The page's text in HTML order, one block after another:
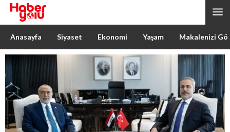
Anasayfa Siyaset Ekonomi Yaşam Makalenizi